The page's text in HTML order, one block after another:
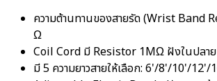
ความต้านทานของสายรัด (Wrist Band
Ω
Coil Cord มี Resistor 1MΩ ฝังในปลา
มี 5 ความยาวสายให้เลือก: 6'/8'/10'/12'/